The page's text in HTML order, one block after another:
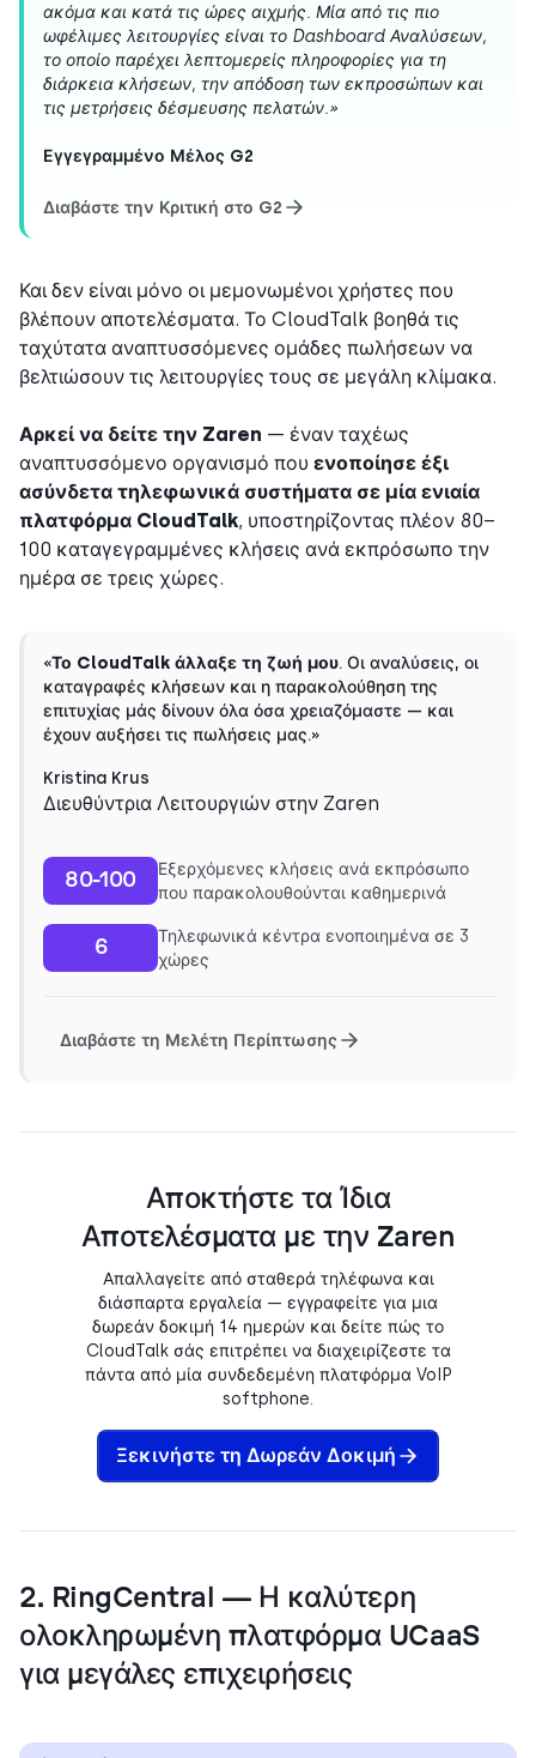
ακόμα και κατά τις ώρες αιχμής. Μία από τις πιο
ωφέλιμες λειτουργίες είναι το Dashboard Αναλύσεων,
το οποίο παρέχει λεπτομερείς πληροφορίες για τη
διάρκεια κλήσεων, την απόδοση των εκπροσώπων και
τις μετρήσεις δέσμευσης πελατών.»
Εγγεγραμμένο Μέλος G2
Διαβάστε την Κριτική στο G2
Και δεν είναι μόνο οι μεμονωμένοι χρήστες που
βλέπουν αποτελέσματα. Το CloudTalk βοηθά τις
ταχύτατα αναπτυσσόμενες ομάδες πωλήσεων να
βελτιώσουν τις λειτουργίες τους σε μεγάλη κλίμακα.
Αρκεί να δείτε την Zaren — έναν ταχέως
αναπτυσσόμενο οργανισμό που ενοποίησε έξι
ασύνδετα τηλεφωνικά συστήματα σε μία ενιαία
πλατφόρμα CloudTalk, υποστηρίζοντας πλέον 80–
100 καταγεγραμμένες κλήσεις ανά εκπρόσωπο την
ημέρα σε τρεις χώρες.
«Το CloudTalk άλλαξε τη ζωή μου. Οι αναλύσεις, οι
καταγραφές κλήσεων και η παρακολούθηση της
επιτυχίας μάς δίνουν όλα όσα χρειαζόμαστε — και
έχουν αυξήσει τις πωλήσεις μας.»
Kristina Krus
Διευθύντρια Λειτουργιών στην Zaren
80-100
Εξερχόμενες κλήσεις ανά εκπρόσωπο
που παρακολουθούνται καθημερινά
6
Τηλεφωνικά κέντρα ενοποιημένα σε 3
χώρες
Διαβάστε τη Μελέτη Περίπτωσης
Αποκτήστε τα Ίδια
Αποτελέσματα με την Zaren
Απαλλαγείτε από σταθερά τηλέφωνα και
διάσπαρτα εργαλεία — εγγραφείτε για μια
δωρεάν δοκιμή 14 ημερών και δείτε πώς το
CloudTalk σάς επιτρέπει να διαχειρίζεστε τα
πάντα από μία συνδεδεμένη πλατφόρμα VoIP
softphone.
Ξεκινήστε τη Δωρεάν Δοκιμή
2. RingCentral — Η καλύτερη
ολοκληρωμένη πλατφόρμα UCaaS
για μεγάλες επιχειρήσεις